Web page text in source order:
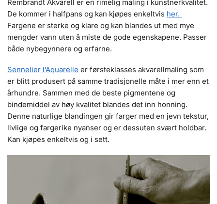
Rembrandt Akvarell er en rimelig maling i kunstnerkvalitet.
De kommer i halfpans og kan kjøpes enkeltvis her.
Fargene er sterke og klare og kan blandes ut med mye
mengder vann uten å miste de gode egenskapene. Passer
både nybegynnere og erfarne.
Sennelier l’Aquarelle er førsteklasses akvarellmaling som
er blitt produsert på samme tradisjonelle måte i mer enn et
århundre. Sammen med de beste pigmentene og
bindemiddel av høy kvalitet blandes det inn honning.
Denne naturlige blandingen gir farger med en jevn tekstur,
livlige og fargerike nyanser og er dessuten svært holdbar.
Kan kjøpes enkeltvis og i sett.